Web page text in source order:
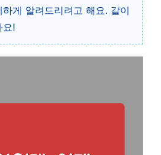
게 알려드리려고 해요. 같이
요!